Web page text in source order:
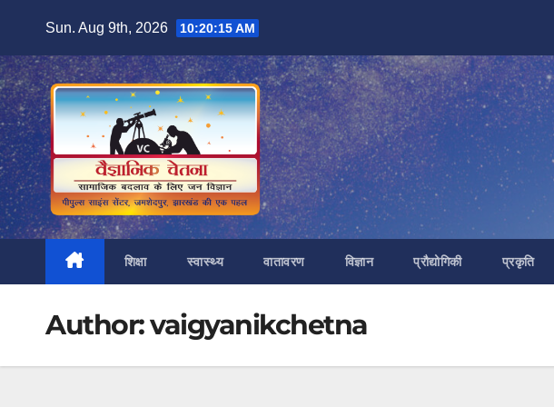
content
Sun. Aug 9th, 2026 10:20:17 AM
शिक्षा स्वास्थ्य वातावरण विज्ञान प्रौद्योगिकी प्रकृति
Author:vaigyanikchetna